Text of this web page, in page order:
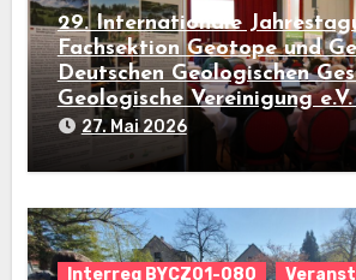
29. Internationale
Fachsektion Geotope und
Deutschen Geologischen
Geologische Vereinigung
27. Mai 2026
Interreg BYCZ01-080